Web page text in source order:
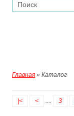
Главная » Каталог
|< < .... 3